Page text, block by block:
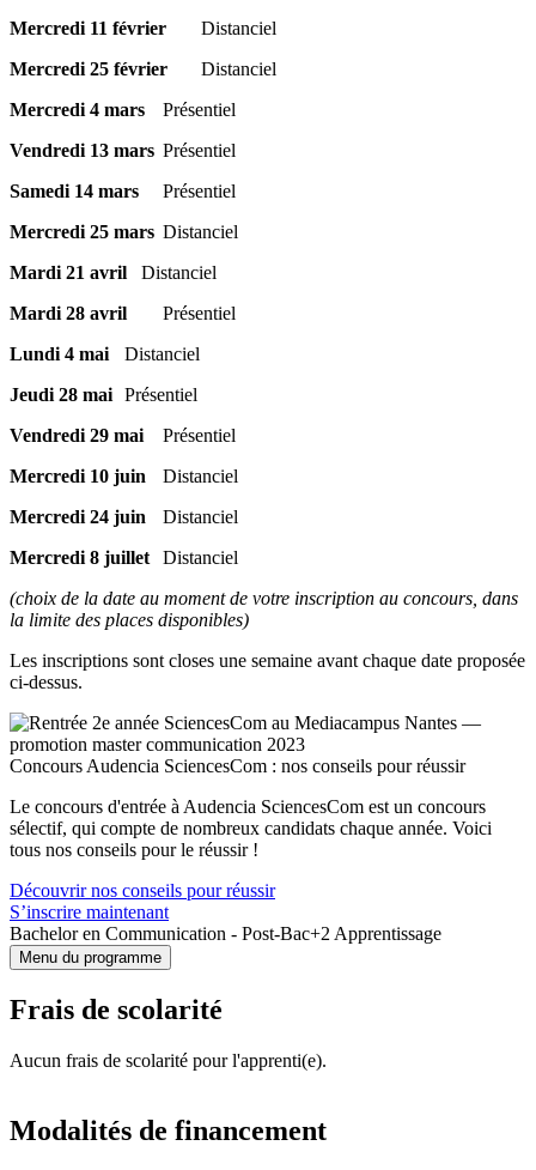
Mercredi 11 février
Distanciel
Mercredi 25 février
Distanciel
Mercredi 4 mars
Présentiel
Vendredi 13 mars Présentiel
Samedi 14 mars
Présentiel
Mercredi 25 mars Distanciel
Mardi 21 avril
Distanciel
Mardi 28 avril
Présentiel
Lundi 4 mai
Distanciel
Jeudi 28 mai Présentiel
Vendredi 29 mai
Présentiel
Mercredi 10 juin
Distanciel
Mercredi 24 juin
Distanciel
Mercredi 8 juillet Distanciel
(choix de la date au moment de votre inscription au concours, dans
la limite des places disponibles)
Les inscriptions sont closes une semaine avant chaque date proposée
ci-dessus.
Concours Audencia SciencesCom : nos conseils pour réussir
Le concours d'entrée à Audencia SciencesCom est un concours
sélectif, qui compte de nombreux candidats chaque année. Voici
tous nos conseils pour le réussir !
Découvrir nos conseils pour réussir
S’inscrire maintenant
Bachelor en Communication - Post-Bac+2 Apprentissage
Menu du programme
Frais de scolarité
Aucun frais de scolarité pour l'apprenti(e).
Modalités de financement